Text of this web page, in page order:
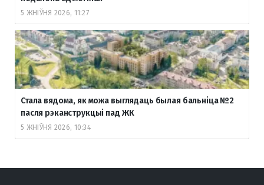
5 ЖНІЎНЯ 2026, 11:27
Стала вядома, як можа выглядаць былая бальніца №2
пасля рэканструкцыі пад ЖК
5 ЖНІЎНЯ 2026, 10:34